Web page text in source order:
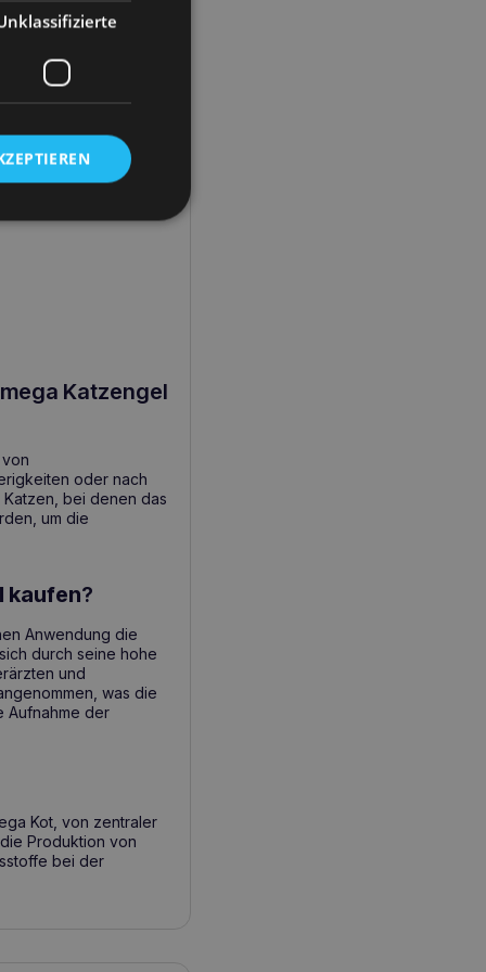
sondern auch durch
eine optimale
von den Katzen
bei der
Katzengel
oder nach
Katzen, bei denen das
um die
kaufen?
Anwendung die
durch seine hohe
und
was die
Aufnahme der
Kot, von zentraler
Produktion von
bei der